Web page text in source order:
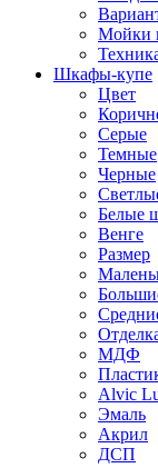
Мойки
Шкафы-купе
Цвет
Серые
Темные
Черные
Белые
Венге
Размер
МДФ
Alvic
Эмаль
Акрил
ДСП